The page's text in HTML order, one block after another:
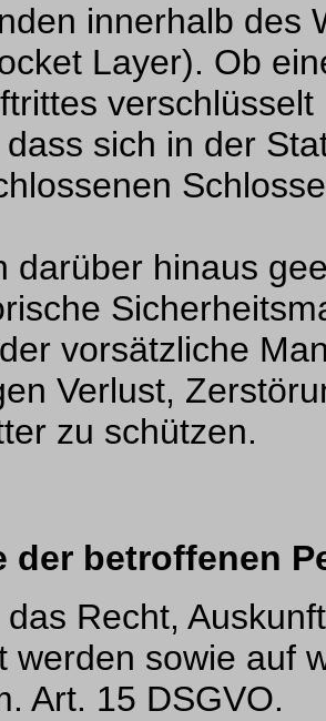
innerhalb des
Layer). Ob
sich in der
darüber hinaus
vorsätzliche
Verlust,
zu schützen.
der betroffenen
Recht,
werden sowie auf
Art. 15 DSGVO.